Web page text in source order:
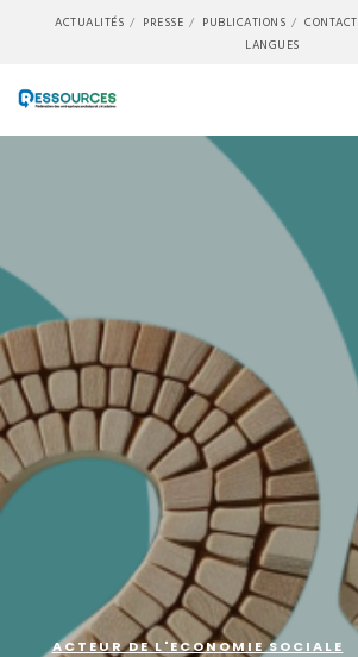
ACTUALITÉS PRESSE PUBLICATIONS CONTACT
LANGUES
ACTEUR DE L'ECONOMIE SOCIALE